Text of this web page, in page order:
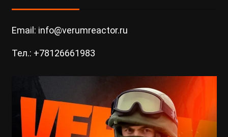
Email: info@verumreactor.ru
Тел.: +78126661983